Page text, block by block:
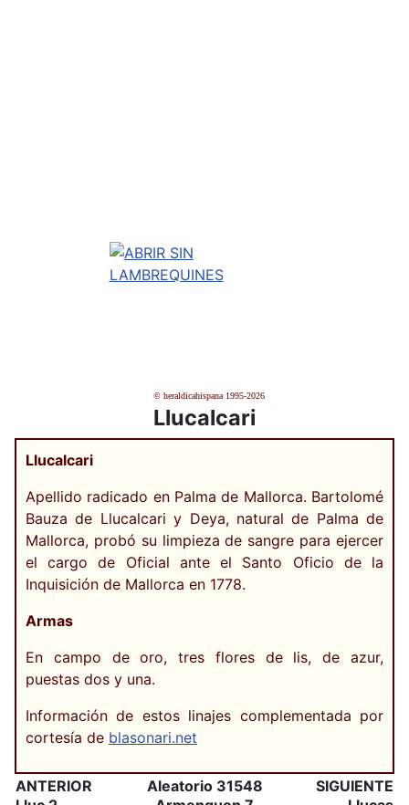
© heraldicahispana 1995-2026
Llucalcari
Llucalcari
Apellido radicado en Palma de Mallorca. Bartolomé
Bauza de Llucalcari y Deya, natural de Palma de
Mallorca, probó su limpieza de sangre para ejercer
el cargo de Oficial ante el Santo Oficio de la
Inquisición de Mallorca en 1778.
Armas
En campo de oro, tres flores de lis, de azur,
puestas dos y una.
Información de estos linajes complementada por
cortesía de blasonari.net
ANTERIOR
Aleatorio 31548
SIGUIENTE